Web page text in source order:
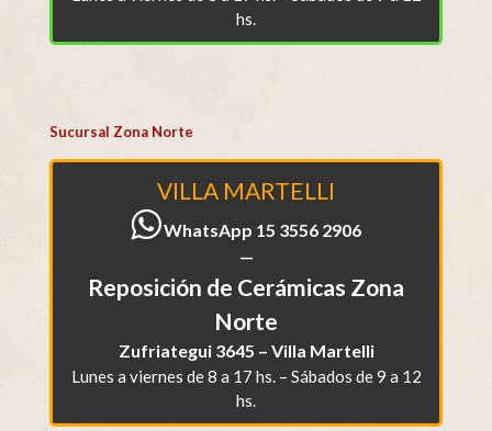
hs.
Sucursal Zona Norte
VILLA MARTELLI
WhatsApp 15 3556 2906
—
Reposición de Cerámicas Zona
Norte
Zufriategui 3645 – Villa Martelli
Lunes a viernes de 8 a 17 hs. – Sábados de 9 a 12
hs.